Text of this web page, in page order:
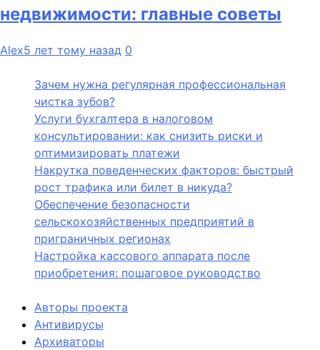
недвижимости: главные советы
Alex5 лет тому назад 0
Зачем нужна регулярная профессиональная
чистка зубов?
Услуги бухгалтера в налоговом
консультировании: как снизить риски и
оптимизировать платежи
Накрутка поведенческих факторов: быстрый
рост трафика или билет в никуда?
Обеспечение безопасности
сельскохозяйственных предприятий в
приграничных регионах
Настройка кассового аппарата после
приобретения: пошаговое руководство
Авторы проекта
Антивирусы
Архиваторы